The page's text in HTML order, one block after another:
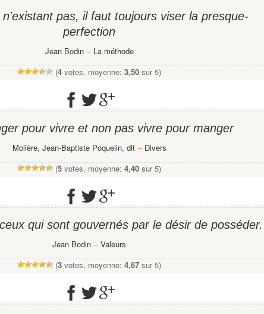
pas, il faut toujours viser la presque-
perfection
Jean Bodin− La méthode
(4 votes, moyenne: 3,50 sur 5)
pour vivre et non pas vivre pour manger
Molière, Jean-Baptiste Poquelin, dit− Divers
(5 votes, moyenne: 4,40 sur 5)
qui sont gouvernés par le désir de posséder.
Jean Bodin − Valeurs
(3 votes, moyenne: 4,67 sur 5)